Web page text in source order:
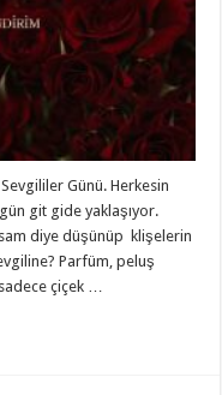
Günü. Herkesin
git gide yaklaşıyor.
diye düşünüp klişelerin
Parfüm, peluş
çiçek …